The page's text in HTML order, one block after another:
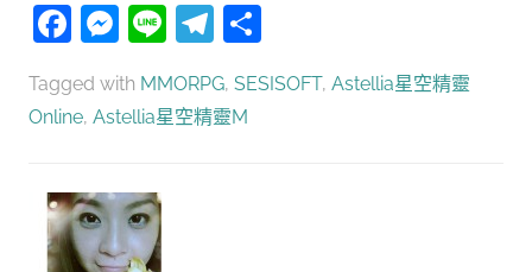
Facebook
Messenger
LineTelegram
Tagged with MMORPG, SESISOFT, Astellia星空精靈
Online, Astellia星空精靈M